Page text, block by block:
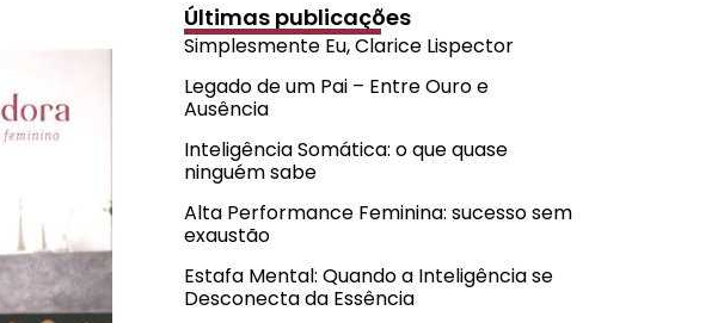
Últimas publicações
Simplesmente Eu, Clarice Lispector
Legado de um Pai – Entre Ouro e
Ausência
Inteligência Somática: o que quase
ninguém sabe
Alta Performance Feminina: sucesso sem
exaustão
Estafa Mental: Quando a Inteligência se
Desconecta da Essência